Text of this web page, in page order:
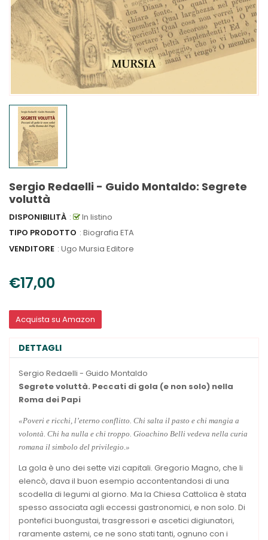
Sergio Redaelli - Guido Montaldo: Segrete
voluttà
DISPONIBILITÀ :
In listino
TIPO PRODOTTO : Biografia ETA
VENDITORE : Ugo Mursia Editore
€17,00
Acquista su Amazon
DETTAGLI
Sergio Redaelli - Guido Montaldo
Segrete voluttà. Peccati di gola (e non solo) nella
Roma dei Papi
«Poveri e ricchi, l’eterno conflitto. Chi salta il pasto e chi mangia a
volontà. Chi ha nulla e chi troppo. Gioachino Belli vedeva nella curia
romana il simbolo del privilegio.»
La gola è uno dei sette vizi capitali. Gregorio Magno, che li
elencò, dava il buon esempio accontentandosi di una
scodella di legumi al giorno. Ma la Chiesa Cattolica è stata
spesso associata agli eccessi gastronomici, e non solo. Di
pontefici buongustai, trasgressori e ascetici digiunatori,
raramente astemi, ce ne sono stati tanti, ognuno con i